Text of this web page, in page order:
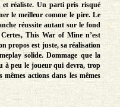
et réaliste. Un parti pris risqué
le meilleur comme le pire. Le
réussite autant sur le fond
This War of Mine n’est
propos est juste, sa réalisation
solide. Dommage que la
à peu le joueur qui devra, trop
mêmes actions dans les mêmes